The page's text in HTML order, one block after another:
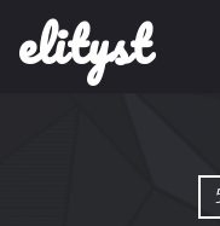
elityst
Skip to content